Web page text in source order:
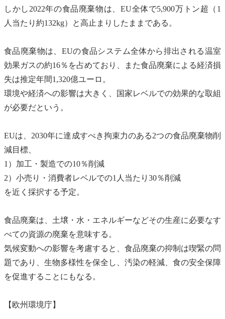
しかし2022年の食品廃棄物は、EU全体で5,900万トン超（1
人当たり約132kg）と高止まりしたままである。
食品廃棄物は、EUの食品システム全体から排出される温室
効果ガスの約16％を占めており、また食品廃棄による経済損
失は推定年間1,320億ユーロ。
環境や経済への影響は大きく、国家レベルでの効果的な取組
が必要だという。
EUは、2030年に達成すべき拘束力のある2つの食品廃棄物削
減目標、
1）加工・製造での10％削減
2）小売り・消費者レベルでの1人当たり30％削減
を近く採択する予定。
食品廃棄は、土壌・水・エネルギーなどその生産に必要なす
べての資源の廃棄を意味する。
気候変動への影響を考慮すると、食品廃棄の抑制は喫緊の問
題であり、 生物多様性を保全し、汚染の軽減、食の安全保障
を促進することにもなる。
【欧州環境庁】